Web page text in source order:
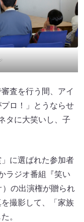
査を行う間、アイ
ロ！」とうならせ
タに大笑いし、子
に選ばれた参加者
ラジオ番組『笑い
の出演権が贈られ
撮影して、「家族
。